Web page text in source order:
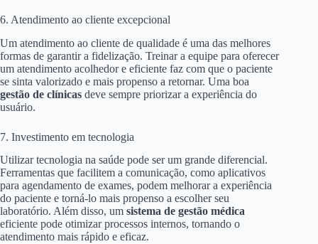
6. Atendimento ao cliente excepcional
Um atendimento ao cliente de qualidade é uma das melhores
formas de garantir a fidelização. Treinar a equipe para oferecer
um atendimento acolhedor e eficiente faz com que o paciente
se sinta valorizado e mais propenso a retornar. Uma boa
gestão de clínicas deve sempre priorizar a experiência do
usuário.
7. Investimento em tecnologia
Utilizar tecnologia na saúde pode ser um grande diferencial.
Ferramentas que facilitem a comunicação, como aplicativos
para agendamento de exames, podem melhorar a experiência
do paciente e torná-lo mais propenso a escolher seu
laboratório. Além disso, um sistema de gestão médica
eficiente pode otimizar processos internos, tornando o
atendimento mais rápido e eficaz.